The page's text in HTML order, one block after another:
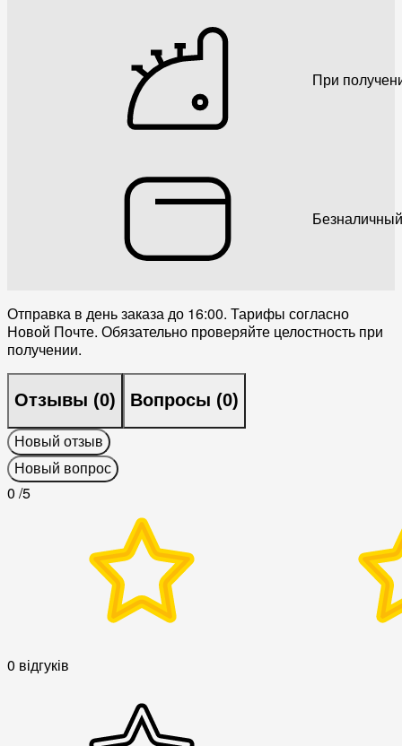
При
Отправка в день заказа до 16:00. Тарифы согласно
Новой Почте. Обязательно проверяйте целостность при
получении.
Отзывы (0) Вопросы (0)
Новый отзыв
Новый вопрос
0 /5
0 відгуків